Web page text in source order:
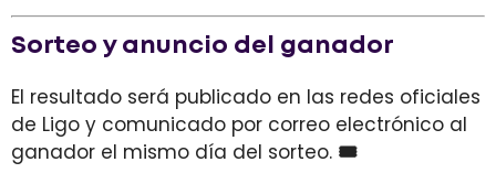
Sorteo y anuncio del ganador
El resultado será publicado en las redes oficiales
de Ligo y comunicado por correo electrónico al
ganador el mismo día del sorteo. 🎟️